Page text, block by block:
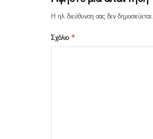
Η ηλ. διεύθυνση σας δεν δημοσιεύεται.
Σχόλιο *